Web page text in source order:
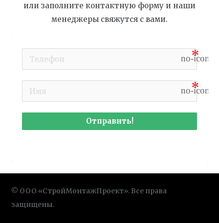
или заполните контактную форму и наши
менеджеры свяжутся с вами.
no-icon
no-icon
Отправить!
© ООО «СтройМонтажПроект». Все права
защищены.